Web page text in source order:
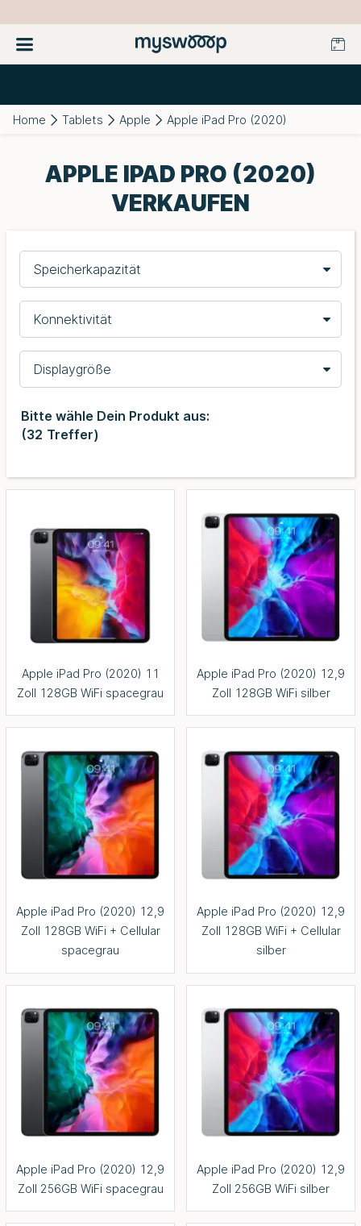
Home Tablets Apple Apple iPad Pro (2020)
APPLE IPAD PRO (2020)
VERKAUFEN
Speicherkapazität
Konnektivität
Displaygröße
Bitte wähle Dein Produkt aus:
(32 Treffer)
Apple iPad Pro (2020) 11
Zoll 128GB WiFi spacegrau
Apple iPad Pro (2020) 12,9
Zoll 128GB WiFi silber
Apple iPad Pro (2020) 12,9
Zoll 128GB WiFi + Cellular
spacegrau
Apple iPad Pro (2020) 12,9
Zoll 128GB WiFi + Cellular
silber
Apple iPad Pro (2020) 12,9
Zoll 256GB WiFi spacegrau
Apple iPad Pro (2020) 12,9
Zoll 256GB WiFi silber